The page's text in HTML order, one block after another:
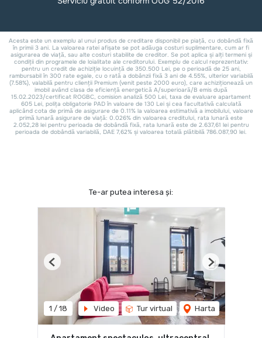
Te-ar putea interesa și:
1 / 18 Video Tur virtual Harta
Previous Next